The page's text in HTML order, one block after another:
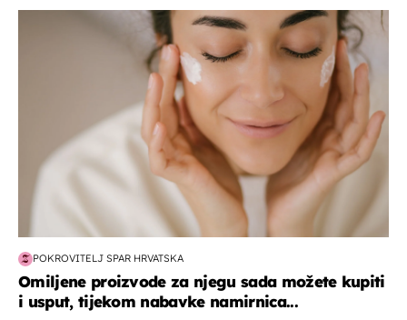
moda & ljepota
POKROVITELJ SPAR HRVATSKA
Omiljene proizvode za njegu sada možete kupiti
i usput, tijekom nabavke namirnica...